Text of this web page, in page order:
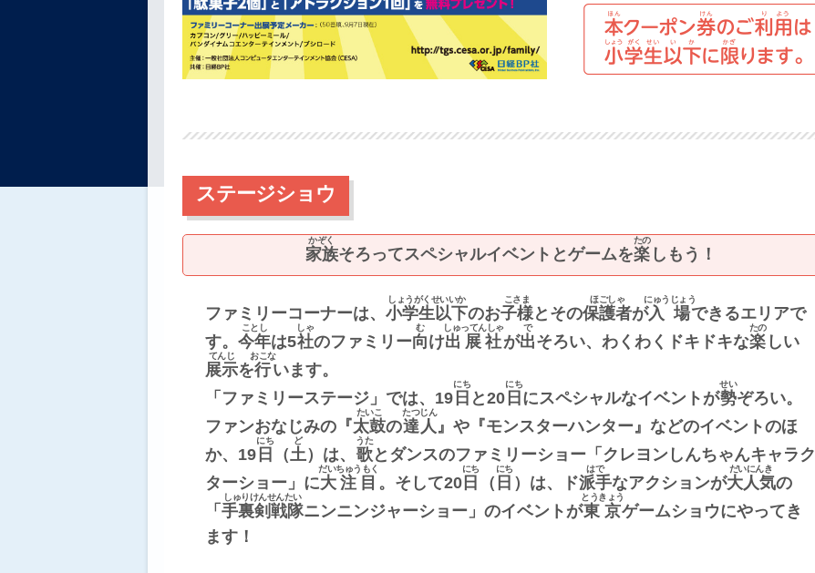
ステージショウ
家族
かぞく
そろってスペシャルイベントとゲームを楽
たの
しもう！
ファミリーコーナーは、 小学生以下
しょうがくせいいか
のお子様
こさま
とその保護者
ほごしゃ
が入場
にゅうじょう
できるエリアで
す。 今年
ことし
は5社
しゃ
のファミリー向
む
け出展社
しゅってんしゃ
が出
で
そろい、わくわくドキドキな楽
たの
しい
展示
てんじ
を行
おこな
います。
「ファミリーステージ」では、19 日
にち
と20 日
にち
にスペシャルなイベントが勢
せい
ぞろい。
ファンおなじみの『太鼓
たいこ
の達人
たつじん
』や『モンスターハンター』などのイベントのほ
か、19 日
にち
（土
ど
）は、 歌
うた
とダンスのファミリーショー「クレヨンしんちゃんキャラク
ターショー」に大注目
だいちゅうもく
。そして20 日
にち
（ 日
にち
）は、ド派手
はで
なアクションが大人気
だいにんき
の
「 手裏剣戦隊
しゅりけんせんたい
ニンニンジャーショー」のイベントが東京
とうきょう
ゲームショウにやってき
ます！